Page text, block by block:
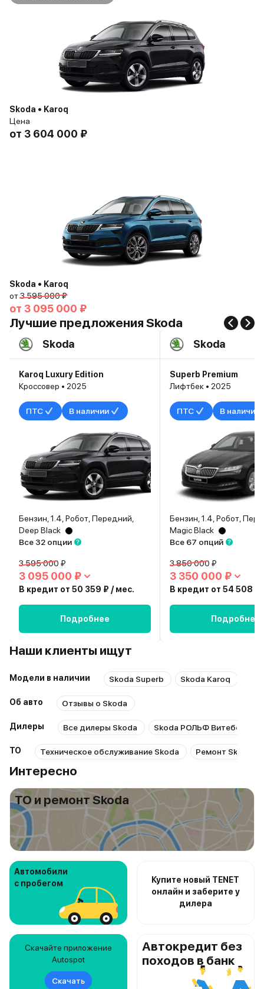
Skoda • Karoq
Цена
от 3 604 000 ₽
Skoda • Karoq
от3 595 000 ₽
от 3 095 000 ₽
Лучшие предложения Skoda
Skoda
Karoq Luxury Edition
Кроссовер • 2025
ПТС В наличии
Бензин, 1.4, Робот, Передний,
Deep Black
Все 32 опции
3 595 000 ₽
3 095 000 ₽
В кредит от 50 359 ₽ / мес.
Подробнее
Skoda
Superb Premium
Лифтбек • 2025
ПТС В наличии
Бензин, 1.4, Робот,
Magic Black
Все 67 опций
3 850 000 ₽
3 350 000 ₽
В кредит от 54 508 ₽
Подробнее
Наши клиенты ищут
Модели в наличии Skoda Superb Skoda Karoq
Об авто Отзывы о Skoda
Дилеры Все дилеры Skoda Skoda РОЛЬФ Витебский
ТО Техническое обслуживание Skoda Ремонт Skoda
Интересно
ТО и ремонт Skoda
Автомобили
с пробегом
Купите новый TENET
онлайн и заберите у
дилера
Скачайте приложение
Autospot
Скачать
Автокредит без
походов в банк